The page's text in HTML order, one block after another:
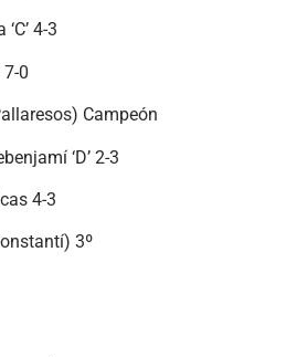
4-3
7-0
Campeón
‘D’ 2-3
4-3
3º